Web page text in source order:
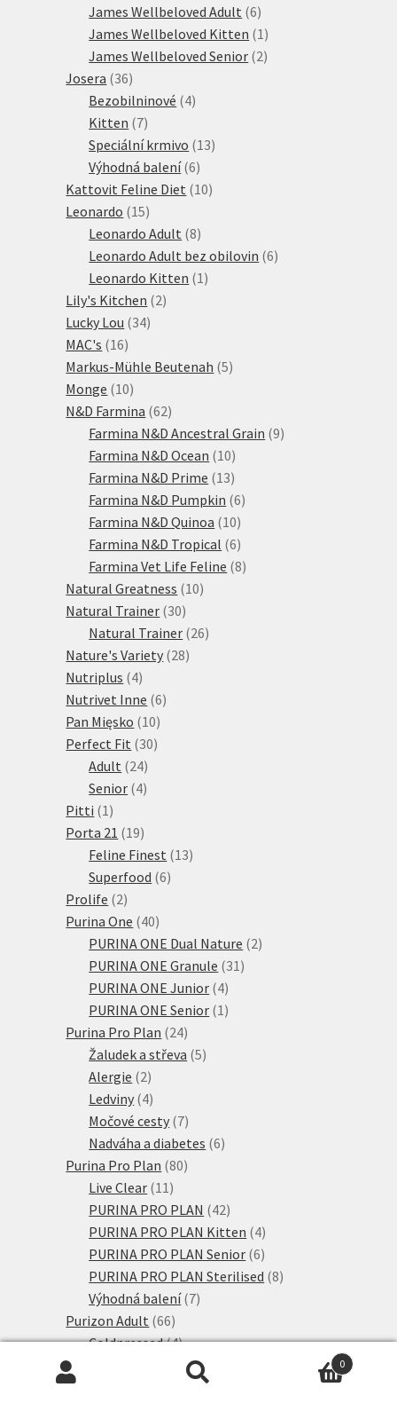
produktů
James Wellbeloved Adult 66
produktů
James Wellbeloved Kitten 1 1
produkt
James Wellbeloved Senior 22
Josera 3636
produktů
Bezobilninové 44
Kitten 77
produktů
Speciální krmivo 1313
Výhodná balení 66
produktů
Kattovit Feline Diet 1010
Leonardo 1515
produktů
Leonardo Adult 88
produktů
Leonardo Adult bez obilovin 66
Leonardo Kitten 1 1
Lily's Kitchen 22
Lucky Lou 3434
MAC's 1616
produktů
Markus-Mühle Beutenah 55
Monge 1010
produktů
N&D Farmina 6262
produktů
Farmina N&D Ancestral Grain 99
Farmina N&D Ocean 1010
produktů
Farmina N&D Prime 1313
produktů
Farmina N&D Pumpkin 66
Farmina N&D Quinoa 1010
produktů
Farmina N&D Tropical 66
produktů
Farmina Vet Life Feline 88
Natural Greatness 1010
Natural Trainer 3030
produktů
Natural Trainer 2626
Nature's Variety 2828
Nutriplus 44
produkty
Nutrivet Inne 66
Pan Mięsko 1010
produktů
Perfect Fit 3030
Adult 2424
produktů
Senior 44
Pitti 1 1
produkt
Porta 21 1919
produktů
Feline Finest 1313
Superfood 66
Prolife 22
produkty
Purina One 4040
produktů
PURINA ONE Dual Nature 22
PURINA ONE Granule 31 31
PURINA ONE Junior 44
produkty
PURINA ONE Senior 1 1
Purina Pro Plan 2424
produktů
Žaludek a střeva 55
Alergie 22
produkty
Ledviny 44
produkty
Močové cesty 77
produktů
Nadváha a diabetes 66
Purina Pro Plan 8080
Live Clear 11 11
produktů
PURINA PRO PLAN 4242
produktů
PURINA PRO PLAN Kitten 44
produkty
PURINA PRO PLAN Senior 66
produktů
PURINA PRO PLAN Sterilised 88
Výhodná balení 77
Purizon Adult 6666
produktů
Coldpressed 44
produkty
3737
produktů
0